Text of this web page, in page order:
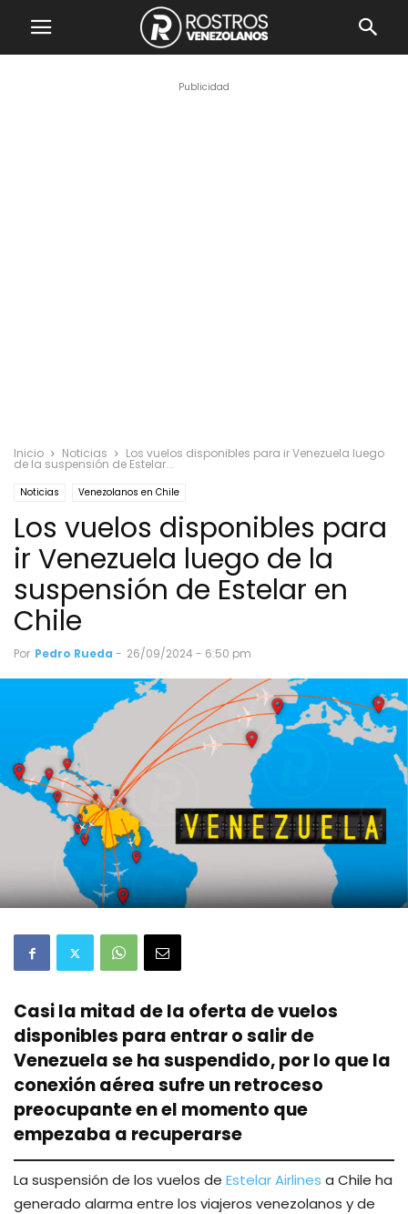
Publicidad
Inicio Noticias Los vuelos disponibles para ir Venezuela luego
de la suspensión de Estelar...
Noticias Venezolanos en Chile
Los vuelos disponibles para
ir Venezuela luego de la
suspensión de Estelar en
Chile
Por Pedro Rueda - 26/09/2024 - 6:50 pm
Casi la mitad de la oferta de vuelos
disponibles para entrar o salir de
Venezuela se ha suspendido, por lo que la
conexión aérea sufre un retroceso
preocupante en el momento que
empezaba a recuperarse
La suspensión de los vuelos de Estelar Airlines a Chile ha
generado alarma entre los viajeros venezolanos y de